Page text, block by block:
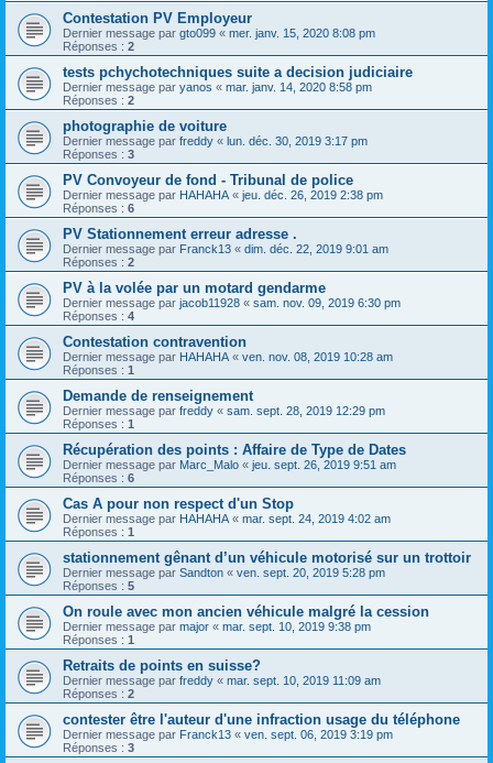
Contestation PV Employeur
Dernier message par gto099 « mer. janv. 15, 2020 8:08 pm
Réponses : 2
tests pchychotechniques suite a decision judiciaire
Dernier message par yanos « mar. janv. 14, 2020 8:58 pm
Réponses : 2
photographie de voiture
Dernier message par freddy « lun. déc. 30, 2019 3:17 pm
Réponses : 3
PV Convoyeur de fond - Tribunal de police
Dernier message par HAHAHA « jeu. déc. 26, 2019 2:38 pm
Réponses : 6
PV Stationnement erreur adresse .
Dernier message par Franck13 « dim. déc. 22, 2019 9:01 am
Réponses : 2
PV à la volée par un motard gendarme
Dernier message par jacob11928 « sam. nov. 09, 2019 6:30 pm
Réponses : 4
Contestation contravention
Dernier message par HAHAHA « ven. nov. 08, 2019 10:28 am
Réponses : 1
Demande de renseignement
Dernier message par freddy « sam. sept. 28, 2019 12:29 pm
Réponses : 1
Récupération des points : Affaire de Type de Dates
Dernier message par Marc_Malo « jeu. sept. 26, 2019 9:51 am
Réponses : 6
Cas A pour non respect d'un Stop
Dernier message par HAHAHA « mar. sept. 24, 2019 4:02 am
Réponses : 1
stationnement gênant d’un véhicule motorisé sur un trottoir
Dernier message par Sandton « ven. sept. 20, 2019 5:28 pm
Réponses : 5
On roule avec mon ancien véhicule malgré la cession
Dernier message par major « mar. sept. 10, 2019 9:38 pm
Réponses : 1
Retraits de points en suisse?
Dernier message par freddy « mar. sept. 10, 2019 11:09 am
Réponses : 2
contester être l'auteur d'une infraction usage du téléphone
Dernier message par Franck13 « ven. sept. 06, 2019 3:19 pm
Réponses : 3